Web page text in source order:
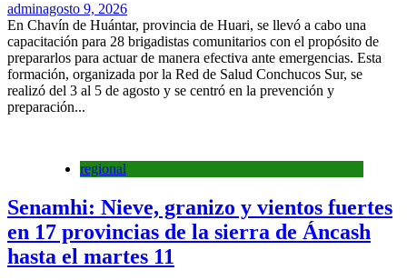
adminagosto 9, 2026
En Chavín de Huántar, provincia de Huari, se llevó a cabo una
capacitación para 28 brigadistas comunitarios con el propósito de
prepararlos para actuar de manera efectiva ante emergencias. Esta
formación, organizada por la Red de Salud Conchucos Sur, se
realizó del 3 al 5 de agosto y se centró en la prevención y
preparación...
regional
Senamhi: Nieve, granizo y vientos fuertes
en 17 provincias de la sierra de Áncash
hasta el martes 11